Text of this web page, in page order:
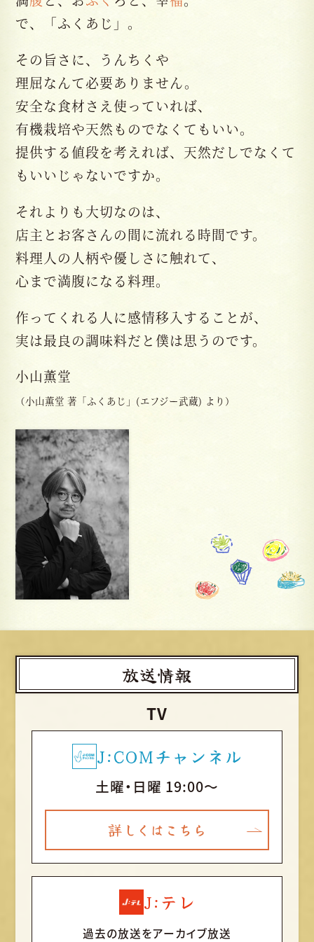
で、「ふくあじ」。
その旨さに、うんちくや
理屈なんて必要ありません。
安全な食材さえ使っていれば、
有機栽培や天然ものでなくてもいい。
提供する値段を考えれば、天然だしでなくて
もいいじゃないですか。
それよりも大切なのは、
店主とお客さんの間に流れる時間です。
料理人の人柄や優しさに触れて、
心まで満腹になる料理。
作ってくれる人に感情移入することが、
実は最良の調味料だと僕は思うのです。
小山薫堂
（小山薫堂 著「ふくあじ」(エフジー武蔵) より）
放送情報
TV
J:COMチャンネル
土曜・日曜 19:00～
詳しくはこちら
J:テレ
過去の放送をアーカイブ放送